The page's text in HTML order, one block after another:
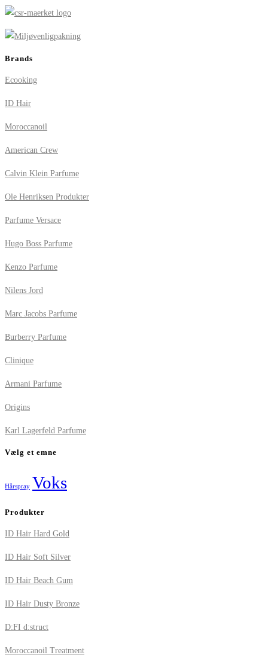
Brands
Ecooking
ID Hair
Moroccanoil
American Crew
Calvin Klein Parfume
Ole Henriksen Produkter
Parfume Versace
Hugo Boss Parfume
Kenzo Parfume
Nilens Jord
Marc Jacobs Parfume
Burberry Parfume
Clinique
Armani Parfume
Origins
Karl Lagerfeld Parfume
Vælg et emne
Hårspray Voks
Produkter
ID Hair Hard Gold
ID Hair Soft Silver
ID Hair Beach Gum
ID Hair Dusty Bronze
D:FI d:struct
Moroccanoil Treatment